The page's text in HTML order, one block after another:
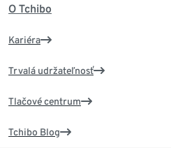
O Tchibo
Kariéra
Trvalá udržateľnosť
Tlačové centrum
Tchibo Blog